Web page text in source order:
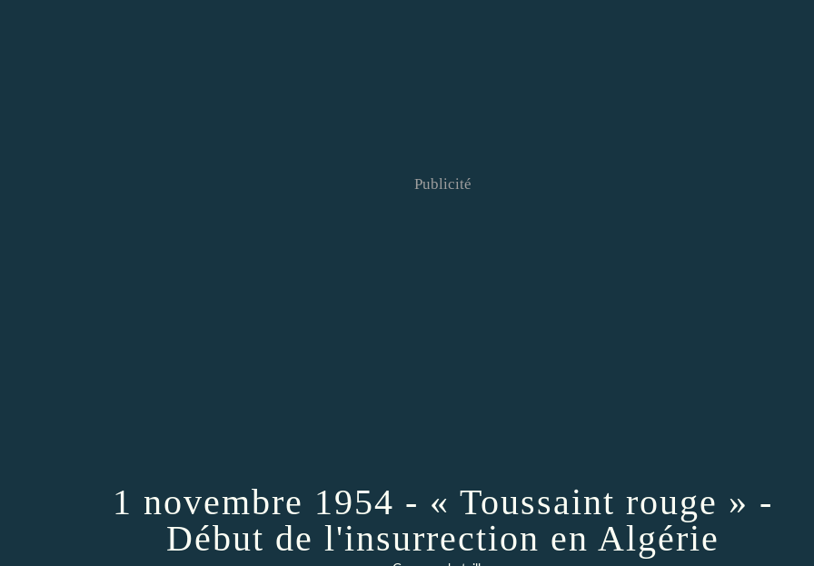
Publicité
1 novembre 1954 - « Toussaint rouge » -
Début de l'insurrection en Algérie